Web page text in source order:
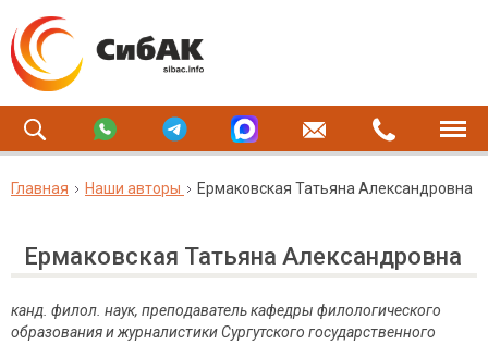
Главная Наши авторы Ермаковская Татьяна Александровна
Ермаковская Татьяна Александровна
канд. филол. наук, преподаватель кафедры филологического
образования и журналистики Сургутского государственного